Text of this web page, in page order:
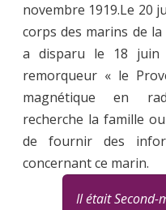
novembre 1919.Le 20
corps des marins de
a disparu le 18
remorqueur « le
magnétique en
recherche la famille
de fournir des
concernant ce marin.
Il était Second-